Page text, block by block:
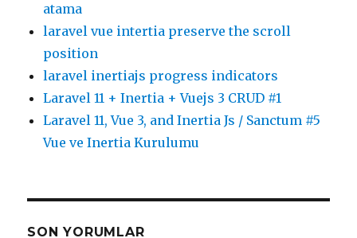
atama
laravel vue intertia preserve the scroll
position
laravel inertiajs progress indicators
Laravel 11 + Inertia + Vuejs 3 CRUD #1
Laravel 11, Vue 3, and Inertia Js / Sanctum #5
Vue ve Inertia Kurulumu
SON YORUMLAR